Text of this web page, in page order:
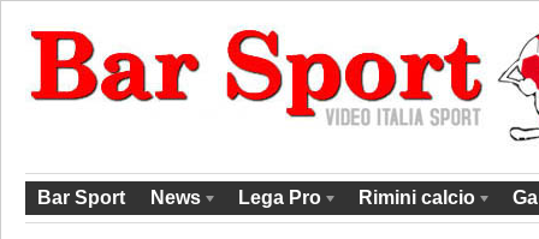
Bar Sport News Lega Pro Rimini calcio